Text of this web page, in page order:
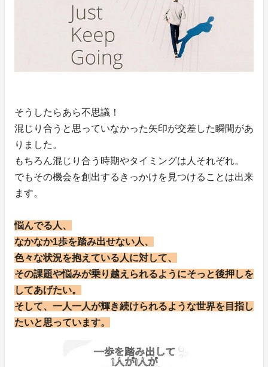
そうしたらあら不思議！
混じり合うと思っていなかった矢印が交差した瞬間があ
りました。
もちろん混じり合う時期やタイミングは人それぞれ。
でもその機会を創出するきっかけを見つけることは出来
ます。
悩んでる人、
なかなか1歩を踏み出せない人、
色々な状況を抱えている人に対して、
その課題や悩みが乗り越えられるようにそっと後押しを
してあげたい。
そして、一人一人が輝き続けられるような世界を目指し
たいと思っています。